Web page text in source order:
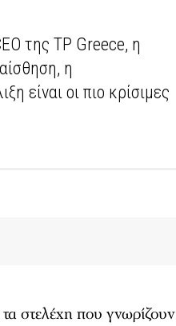
της TP Greece, η
η
είναι οι πιο κρίσιμες
τα στελέχη που γνωρίζουν